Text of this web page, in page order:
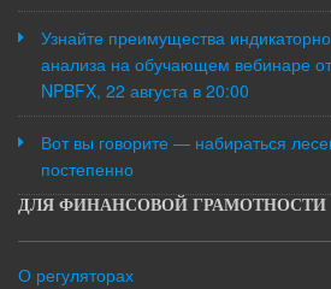
Узнайте преимущества
анализа на обучающем вебинаре от
NPBFX, 22 августа в 20:00
Вот вы говорите — набираться
постепенно
ДЛЯ ФИНАНСОВОЙ ГРАМОТНОСТИ
О регуляторах